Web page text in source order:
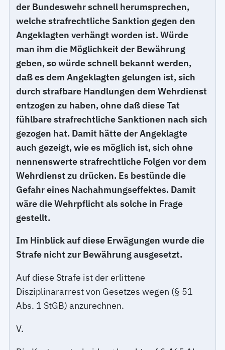
der Bundeswehr schnell herumsprechen,
welche strafrechtliche Sanktion gegen den
Angeklagten verhängt worden ist. Würde
man ihm die Möglichkeit der Bewährung
geben, so würde schnell bekannt werden,
daß es dem Angeklagten gelungen ist, sich
durch strafbare Handlungen dem Wehrdienst
entzogen zu haben, ohne daß diese Tat
fühlbare strafrechtliche Sanktionen nach sich
gezogen hat. Damit hätte der Angeklagte
auch gezeigt, wie es möglich ist, sich ohne
nennenswerte strafrechtliche Folgen vor dem
Wehrdienst zu drücken. Es bestünde die
Gefahr eines Nachahmungseffektes. Damit
wäre die Wehrpflicht als solche in Frage
gestellt.
Im Hinblick auf diese Erwägungen wurde die
Strafe nicht zur Bewährung ausgesetzt.
Auf diese Strafe ist der erlittene
Disziplinararrest von Gesetzes wegen (§ 51
Abs. 1 StGB) anzurechnen.
V.